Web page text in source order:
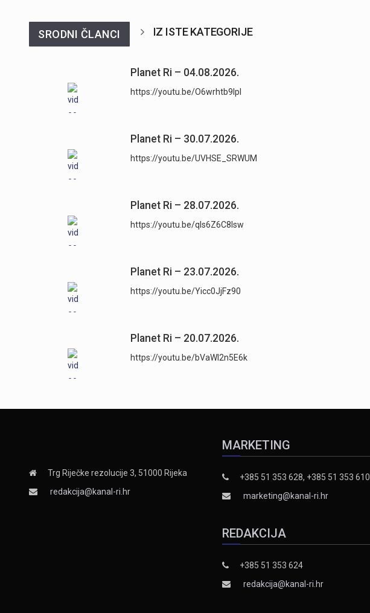
SRODNI ČLANCI IZ ISTE KATEGORIJE
Planet Ri – 04.08.2026.
https://youtu.be/O6wrhtb9lpI
Planet Ri – 30.07.2026.
https://youtu.be/UVHSE_SRWUM
Planet Ri – 28.07.2026.
https://youtu.be/qls6Z6C8lsw
Planet Ri – 23.07.2026.
https://youtu.be/Yicc0JjFz90
Planet Ri – 20.07.2026.
https://youtu.be/bVaWI2n5E6k
Trg Riječke rezolucije 3, 51000 Rijeka
redakcija@kanal-ri.hr
MARKETING
+385 51 353 628, +385 51 353 610
marketing@kanal-ri.hr
REDAKCIJA
+385 51 353 624
redakcija@kanal-ri.hr